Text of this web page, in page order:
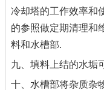
冷却塔的工作效率和
的参照做定期清理和
料和水槽部.
九、填料上结的水垢
十、水槽部将杂质杂